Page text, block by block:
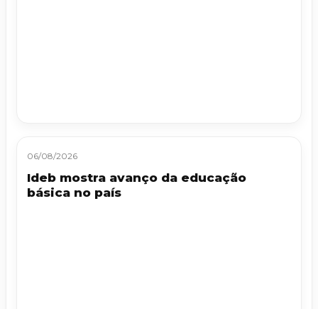
06/08/2026
Ideb mostra avanço da educação
básica no país